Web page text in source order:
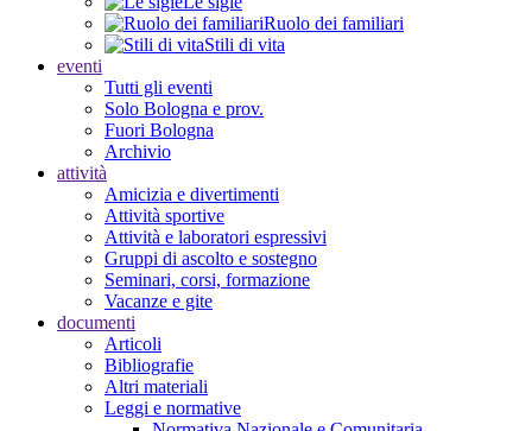
Ruolo dei familiari
Stili di vita
eventi
Tutti gli eventi
Solo Bologna e prov.
Fuori Bologna
Archivio
attività
Amicizia e divertimenti
Attività sportive
Attività e laboratori espressivi
Gruppi di ascolto e sostegno
Seminari, corsi, formazione
Vacanze e gite
documenti
Articoli
Bibliografie
Altri materiali
Leggi e normative